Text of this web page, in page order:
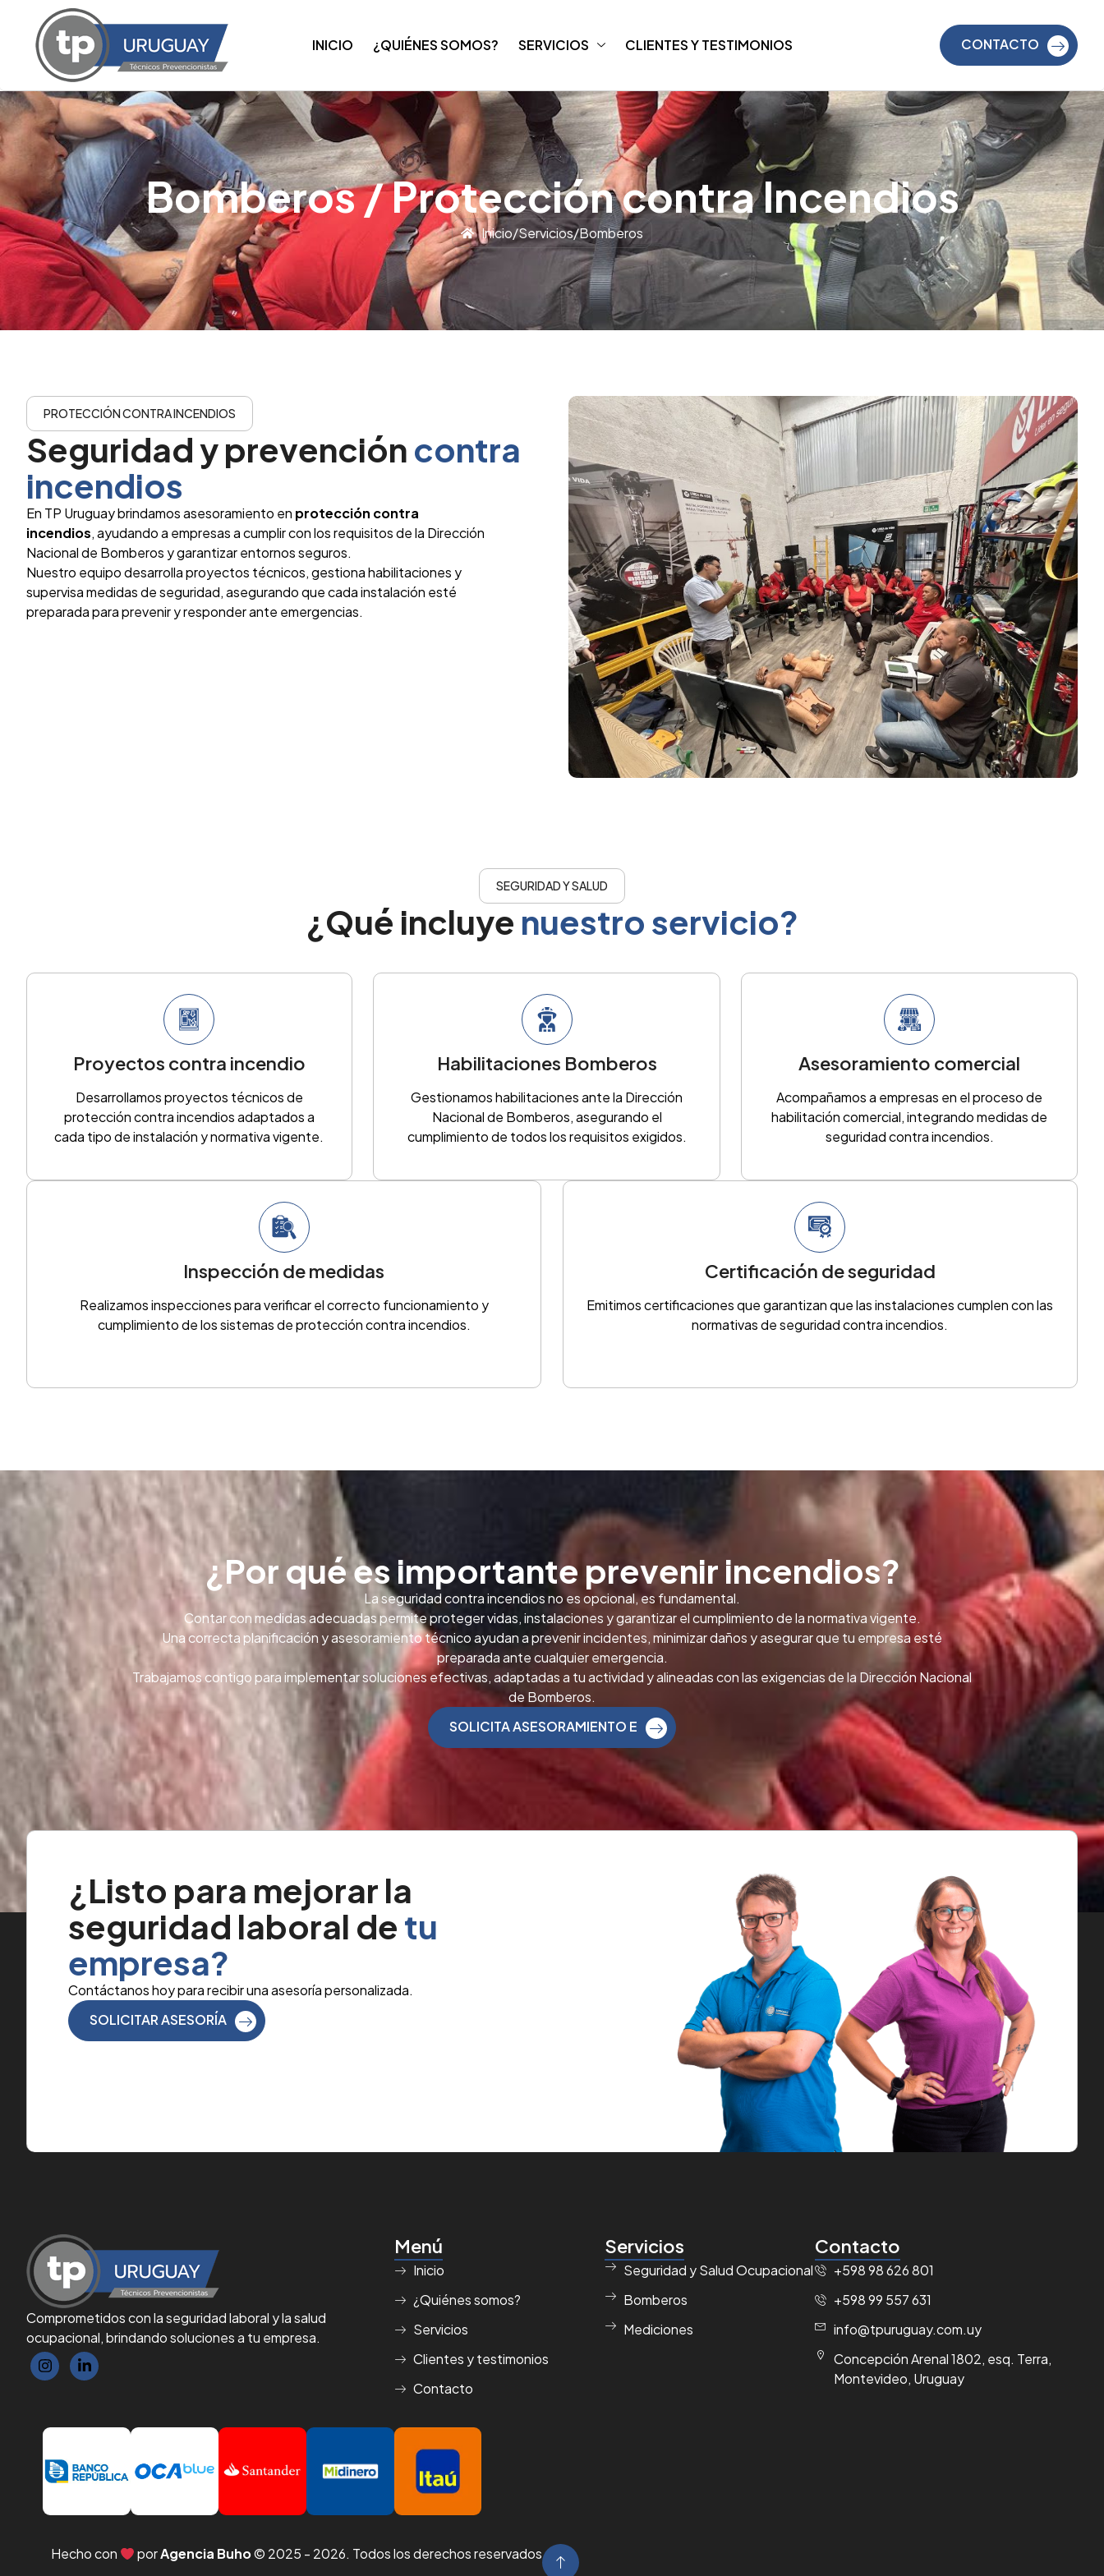
INICIO ¿QUIÉNES SOMOS? SERVICIOS CLIENTES Y TESTIMONIOS CONTACTO
Bomberos / Protección contra Incendios
Inicio/Servicios/Bomberos
PROTECCIÓN CONTRA INCENDIOS
Seguridad y prevencióncontra
incendios
En TP Uruguay brindamos asesoramiento en protección contra
incendios, ayudando a empresas a cumplir con los requisitos de la Dirección
Nacional de Bomberos y garantizar entornos seguros.
Nuestro equipo desarrolla proyectos técnicos, gestiona habilitaciones y
supervisa medidas de seguridad, asegurando que cada instalación esté
preparada para prevenir y responder ante emergencias.
SEGURIDAD Y SALUD
¿Qué incluye nuestro servicio?
Proyectos contra incendio
Desarrollamos proyectos técnicos de
protección contra incendios adaptados a
cada tipo de instalación y normativa vigente.
Habilitaciones Bomberos
Gestionamos habilitaciones ante la Dirección
Nacional de Bomberos, asegurando el
cumplimiento de todos los requisitos exigidos.
Asesoramiento comercial
Acompañamos a empresas en el proceso de
habilitación comercial, integrando medidas de
seguridad contra incendios.
Inspección de medidas
Realizamos inspecciones para verificar el correcto funcionamiento y
cumplimiento de los sistemas de protección contra incendios.
Certificación de seguridad
Emitimos certificaciones que garantizan que las instalaciones cumplen con las
normativas de seguridad contra incendios.
¿Por qué es importante prevenir incendios?
La seguridad contra incendios no es opcional, es fundamental.
Contar con medidas adecuadas permite proteger vidas, instalaciones y garantizar el cumplimiento de la normativa vigente.
Una correcta planificación y asesoramiento técnico ayudan a prevenir incidentes, minimizar daños y asegurar que tu empresa esté
preparada ante cualquier emergencia.
Trabajamos contigo para implementar soluciones efectivas, adaptadas a tu actividad y alineadas con las exigencias de la Dirección Nacional
de Bomberos.
SOLICITA ASESORAMIENTO E
¿Listo para mejorar la
seguridad laboral detu
empresa?
Contáctanos hoy para recibir una asesoría personalizada.
SOLICITAR ASESORÍA
Comprometidos con la seguridad laboral y la salud
ocupacional, brindando soluciones a tu empresa.
Menú
Inicio
¿Quiénes somos?
Servicios
Clientes y testimonios
Contacto
Servicios
Seguridad y Salud Ocupacional
Bomberos
Mediciones
Contacto
+598 98 626 801
+598 99 557 631
info@tpuruguay.com.uy
Concepción Arenal 1802, esq. Terra,
Montevideo, Uruguay
Hecho con porAgencia Buho© 2025 - 2026. Todos los derechos reservados